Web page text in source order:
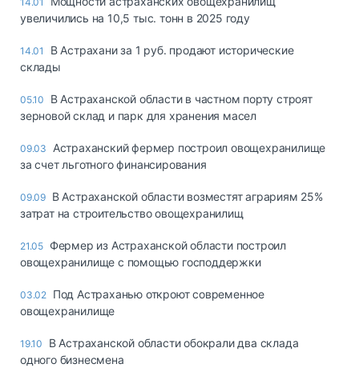
Склады и
Коммерческий
транспорт
Спецтехника
запчасти, шины
Топливо, масла и
увеличились на 10,5 тыс. тонн в 2025 году
14.01
В Астрахани за 1 руб. продают исторические
склады
05.10
В Астраханской области в частном порту строят
зерновой склад и парк для хранения масел
09.03
Астраханский фермер построил овощехранилище
за счет льготного финансирования
09.09 В Астраханской области возместят аграриям 25%
затрат на строительство овощехранилищ
21.05 Фермер из Астраханской области построил
овощехранилище с помощью господдержки
03.02 Под Астраханью откроют современное
овощехранилище
19.10
В Астраханской области обокрали два склада
одного бизнесмена